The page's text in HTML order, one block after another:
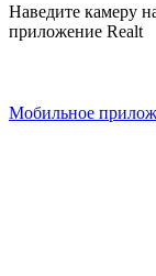
Наведите камеру
приложение Realt
Мобильное